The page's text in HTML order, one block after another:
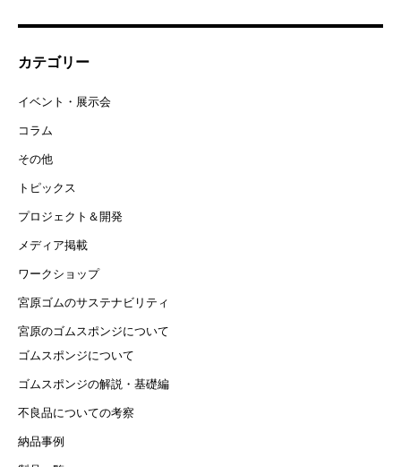
カテゴリー
イベント・展示会
コラム
その他
トピックス
プロジェクト＆開発
メディア掲載
ワークショップ
宮原ゴムのサステナビリティ
宮原のゴムスポンジについて
ゴムスポンジについて
ゴムスポンジの解説・基礎編
不良品についての考察
納品事例